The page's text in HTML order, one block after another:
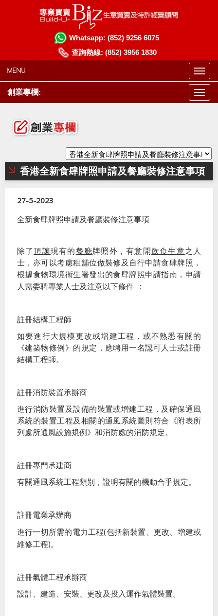
Whatsapp: (852) 9256 6075
查詢熱線: (852) 3956 1830
MENU
創業專欄:
香港全新食肆牌照申請及餐廳裝修注意事項
27-5-2023
全新食肆牌照申請及餐廳裝修注意事項
除了頂讓現有的餐廳牌照外，有意開飲食生意之人
士，亦可以考慮租舖位做裝修及自行申請食肆牌照，
根據食物環境衞生署發出的食肆牌照申請指南，申請
人需委聘專業人士及注意以下條件 :
註冊結構工程師
如要進行大規模更改或增建工程，或不熟悉有關的
《建築物條例》的規定，應聘用一名認可人士或註冊
結構工程師。
註冊消防裝置承辦商
進行消防裝置及設備的裝置或增建工程，及確保通風
系統的裝置工程及相關的通風系統圖則符合《附表所
列處所通風設施規例》和消防處的消防規定。
註冊專門承建商
有關通風系統工程類別，證明有關的機動合乎規定。
註冊電業承辦商
進行一切所需的電力工程(包括新裝置、更改、增建或
維修工程)。
註冊氣體工程承辦商
設計、建造、安裝、更改及投入運作氣體裝置。